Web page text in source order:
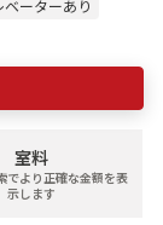
ーターあり
室料
でより正確な金額を表
示します